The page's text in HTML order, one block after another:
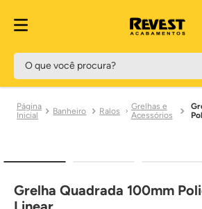
O que você procura?
Banheiro Ralos
Grelhas e
Acessórios
Grelha Quadrada 100mm